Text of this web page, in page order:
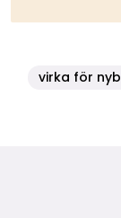
virka för